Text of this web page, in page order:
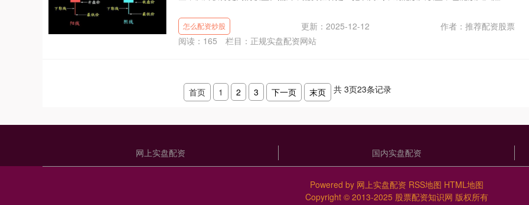
怎么配资炒股 更新：2025-12-12
作者：推荐配资股票
阅读： 165 栏目： 正规实盘配资网站
首页 1 2 3 下一页 末页 共 3页23条记录
网上实盘配资 国内实盘配资
Powered by 网上实盘配资 RSS地图 HTML地图
Copyright © 2013-2025 股票配资知识网 版权所有